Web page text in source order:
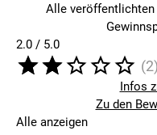
Alle veröffentlichten
2.0 / 5.0
Infos
Zu den
Alle anzeigen